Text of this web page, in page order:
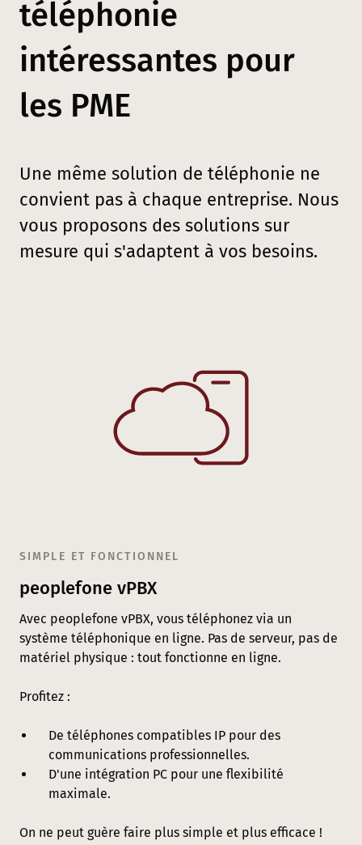
téléphonie
intéressantes pour
les PME
Une même solution de téléphonie ne
convient pas à chaque entreprise. Nous
vous proposons des solutions sur
mesure qui s'adaptent à vos besoins.
SIMPLE ET FONCTIONNEL
peoplefone vPBX
Avec peoplefone vPBX, vous téléphonez via un
système téléphonique en ligne. Pas de serveur, pas de
matériel physique : tout fonctionne en ligne.
Profitez :
De téléphones compatibles IP pour des
communications professionnelles.
D'une intégration PC pour une flexibilité
maximale.
On ne peut guère faire plus simple et plus efficace !